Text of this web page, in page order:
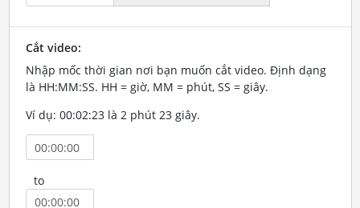
Cắt video:
Nhập mốc thời gian nơi bạn muốn cắt video. Định dạng
là HH:MM:SS. HH = giờ, MM = phút, SS = giây.
Ví dụ: 00:02:23 là 2 phút 23 giây.
to